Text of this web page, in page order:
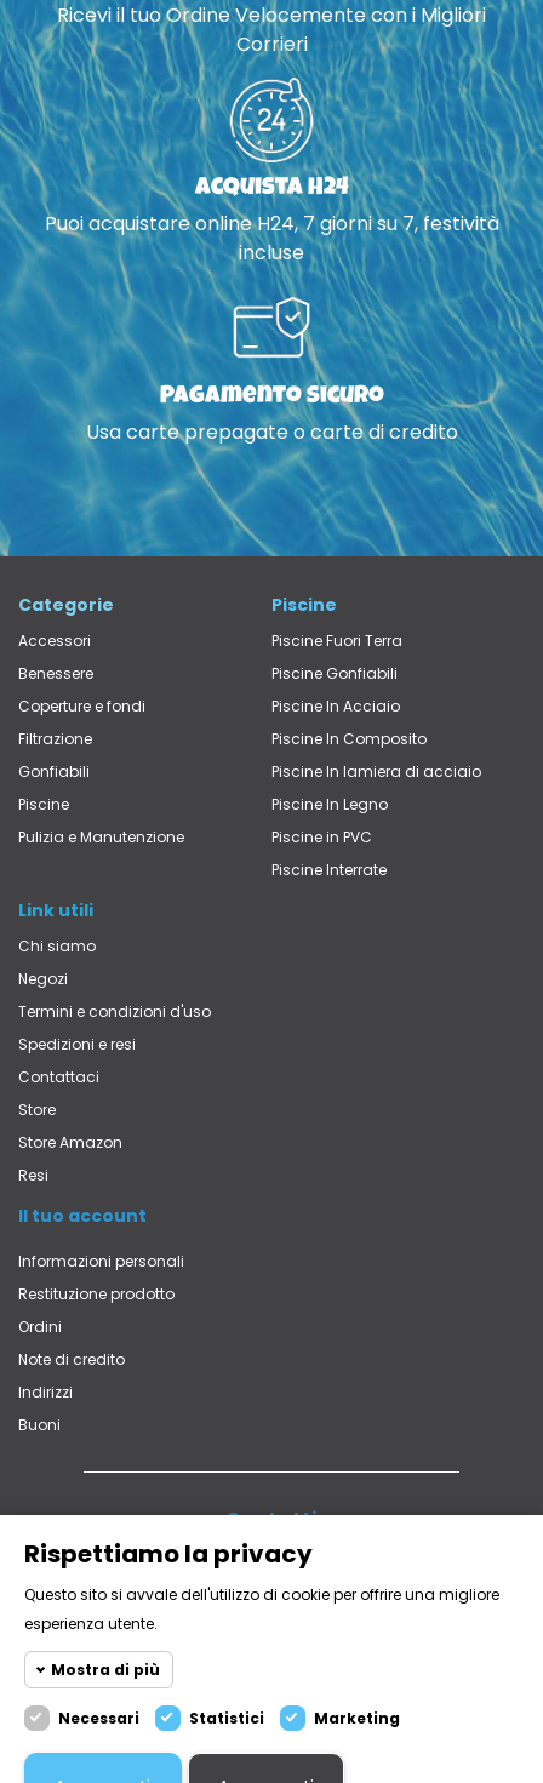
Ricevi il tuo Ordine Velocemente con i Migliori
Corrieri
Acquista H24
Puoi acquistare online H24, 7 giorni su 7, festività
incluse
Pagamento sicuro
Usa carte prepagate o carte di credito
Categorie
Accessori
Benessere
Coperture e fondi
Filtrazione
Gonfiabili
Piscine
Pulizia e Manutenzione
Piscine
Piscine Fuori Terra
Piscine Gonfiabili
Piscine In Acciaio
Piscine In Composito
Piscine In lamiera di acciaio
Piscine In Legno
Piscine in PVC
Piscine Interrate
Link utili
Chi siamo
Negozi
Termini e condizioni d'uso
Spedizioni e resi
Contattaci
Store
Store Amazon
Resi
Il tuo account
Informazioni personali
Restituzione prodotto
Ordini
Note di credito
Indirizzi
Buoni
Contatti
Via Vittorio Veneto, 65 - 22060 Carugo (CO)
+39 031 762839
multistore@mistri.it
Rispettiamo la privacy
Questo sito si avvale dell'utilizzo di cookie per offrire una migliore
esperienza utente.
Mostra di più
Cookie necessari
I Cookie Necessari aiutano il sito web
Necessari Statistici Marketing
© 2026 - Mistri GDC Srl - P.iva 01893770139 - Via Vittorio Veneto,
Privacy Policy